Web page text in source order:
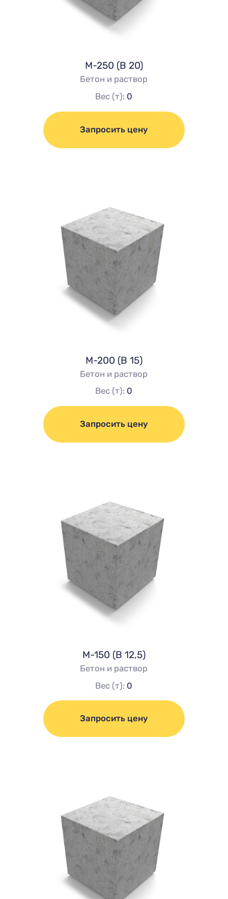
М-250 (В 20)
Бетон и раствор
Вес (т): 0
Запросить цену
М-200 (В 15)
Бетон и раствор
Вес (т): 0
Запросить цену
М-150 (В 12,5)
Бетон и раствор
Вес (т): 0
Запросить цену